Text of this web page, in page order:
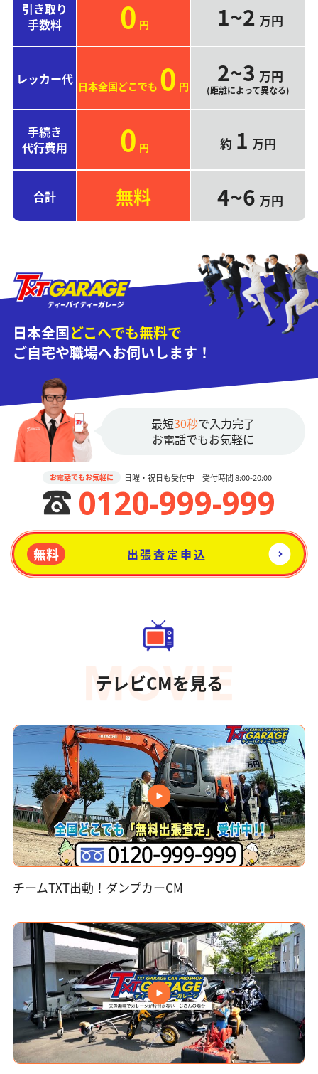
引き取り
手数料
0 円 1~2 万円
レッカー代 日本全国どこでも 0 円 2~3 万円
(距離によって異なる)
手続き
代行費用
0 円 約 1 万円
合計 無料 4~6 万円
日本全国どこへでも無料で
ご自宅や職場へお伺いします！
最短30秒で入力完了
お電話でもお気軽に
お電話でもお気軽に 日曜・祝日も受付中 受付時間 8:00-20:00
0120-999-999
無料 出張査定申込
テレビCMを見る
チームTXT出動！ダンプカーCM